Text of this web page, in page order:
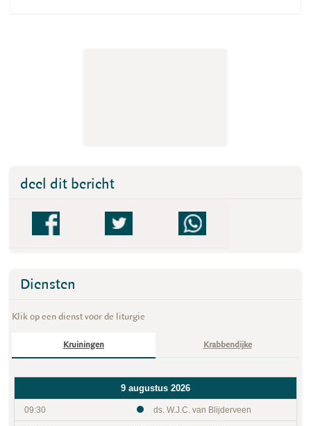
deel dit bericht
Diensten
Klik op een dienst voor de liturgie
Kruiningen Krabbendijke
9 augustus 2026
09:30 ds. W.J.C. van Blijderveen